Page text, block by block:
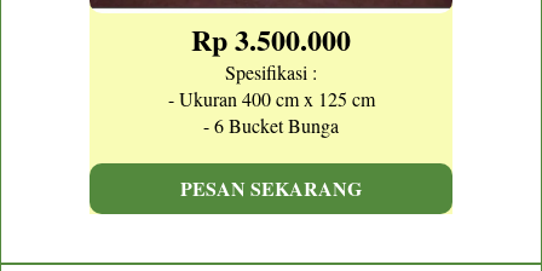
Rp 3.500.000
Spesifikasi :
- Ukuran 400 cm x 125 cm
- 6 Bucket Bunga
PESAN SEKARANG